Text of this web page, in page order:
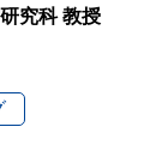
究科 教授